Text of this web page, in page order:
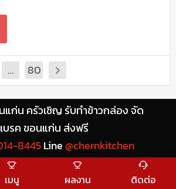
… 80
แก่น ครัวเชิญ รับทำข้าวกล่อง จัด
เบรค ขอนแก่น ส่งฟรี
8445Line@chernkitchen
เมนู ผลงาน ติดต่อ